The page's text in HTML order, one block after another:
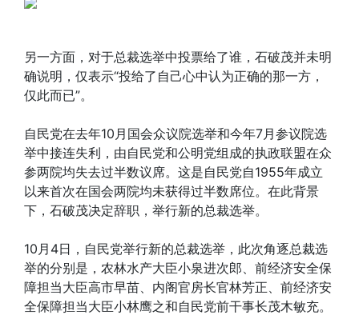
另一方面，对于总裁选举中投票给了谁，石破茂并未明
确说明，仅表示“投给了自己心中认为正确的那一方，
仅此而已”。
自民党在去年10月国会众议院选举和今年7月参议院选
举中接连失利，由自民党和公明党组成的执政联盟在众
参两院均失去过半数议席。这是自民党自1955年成立
以来首次在国会两院均未获得过半数席位。在此背景
下，石破茂决定辞职，举行新的总裁选举。
10月4日，自民党举行新的总裁选举，此次角逐总裁选
举的分别是，农林水产大臣小泉进次郎、前经济安全保
障担当大臣高市早苗、内阁官房长官林芳正、前经济安
全保障担当大臣小林鹰之和自民党前干事长茂木敏充。